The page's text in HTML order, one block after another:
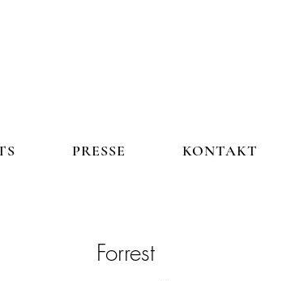
Forrest
PRESSE KONTAKT